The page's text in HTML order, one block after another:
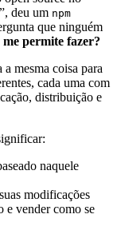
deu um npm
que ninguém
me permite fazer?
mesma coisa para
cada uma com
distribuição e
naquele
modificações
e vender como se